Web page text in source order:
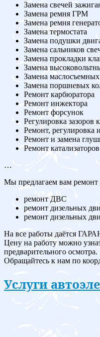
Замена свечей
Замена ремня ГРМ
Замена ремня
Замена термостата
Замена подушки
Замена сальников
Замена прокладки
Замена
Замена маслосъемных
Замена поршневых
Ремонт карбюратора
Ремонт инжектора
Ремонт форсунок
Регулировка зазоров
Ремонт, регулировка
Ремонт и замена
Ремонт катализаторов
…
Мы предлагаем вам
ремонт ДВС
ремонт дизельных
ремонт дизельных
На все работы даётся
Цену на работу можно
предварительного осмотра.
Обращайтесь к нам по
Услуги